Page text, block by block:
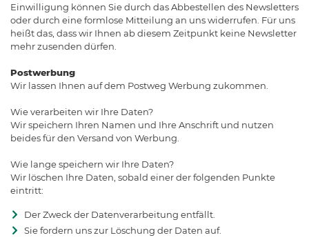
Einwilligung können Sie durch das Abbestellen des Newsletters
oder durch eine formlose Mitteilung an uns widerrufen. Für uns
heißt das, dass wir Ihnen ab diesem Zeitpunkt keine Newsletter
mehr zusenden dürfen.
Postwerbung
Wir lassen Ihnen auf dem Postweg Werbung zukommen.
Wie verarbeiten wir Ihre Daten?
Wir speichern Ihren Namen und Ihre Anschrift und nutzen
beides für den Versand von Werbung.
Wie lange speichern wir Ihre Daten?
Wir löschen Ihre Daten, sobald einer der folgenden Punkte
eintritt:
Der Zweck der Datenverarbeitung entfällt.
Sie fordern uns zur Löschung der Daten auf.